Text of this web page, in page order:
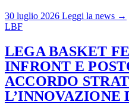
30 luglio 2026 Leggi la news →
LBF
LEGA BASKET
INFRONT E
ACCORDO
L’INNOVAZIONE